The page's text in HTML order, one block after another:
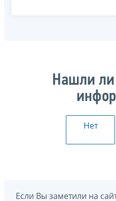
Нашли
Нет
Если Вы заметили на